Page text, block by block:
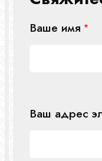
Ваше имя
Ваш адрес